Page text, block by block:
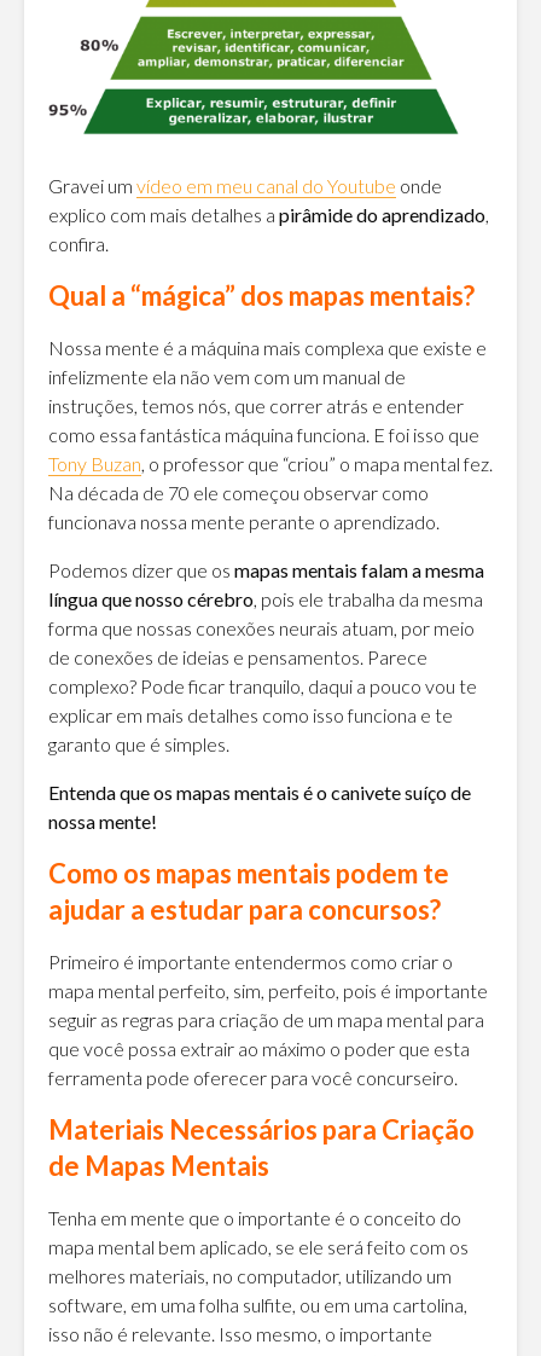
Gravei um vídeo em meu canal do Youtube onde
explico com mais detalhes a pirâmide do aprendizado
confira.
Qual a “mágica” dos mapas mentais?
Nossa mente é a máquina mais complexa que existe e
infelizmente ela não vem com um manual de
instruções, temos nós, que correr atrás e entender
como essa fantástica máquina funciona. E foi isso que
Tony Buzan , o professor que “criou” o mapa mental fez.
Na década de 70 ele começou observar como
funcionava nossa mente perante o aprendizado.
Podemos dizer que os mapas mentais falam a mesma
língua que nosso cérebro , pois ele trabalha da mesma
forma que nossas conexões neurais atuam, por meio
de conexões de ideias e pensamentos. Parece
complexo? Pode ficar tranquilo, daqui a pouco vou te
explicar em mais detalhes como isso funciona e te
garanto que é simples.
Entenda que os mapas mentais é o canivete suíço de
nossa mente!
Como os mapas mentais podem te
ajudar a estudar para concursos?
Primeiro é importante entendermos como criar o
mapa mental perfeito, sim, perfeito, pois é importante
seguir as regras para criação de um mapa mental para
que você possa extrair ao máximo o poder que esta
ferramenta pode oferecer para você concurseiro.
Materiais Necessários para Criação
de Mapas Mentais
Tenha em mente que o importante é o conceito do
mapa mental bem aplicado, se ele será feito com os
melhores materiais, no computador, utilizando um
software, em uma folha sulfite, ou em uma cartolina,
isso não é relevante. Isso mesmo, o importante